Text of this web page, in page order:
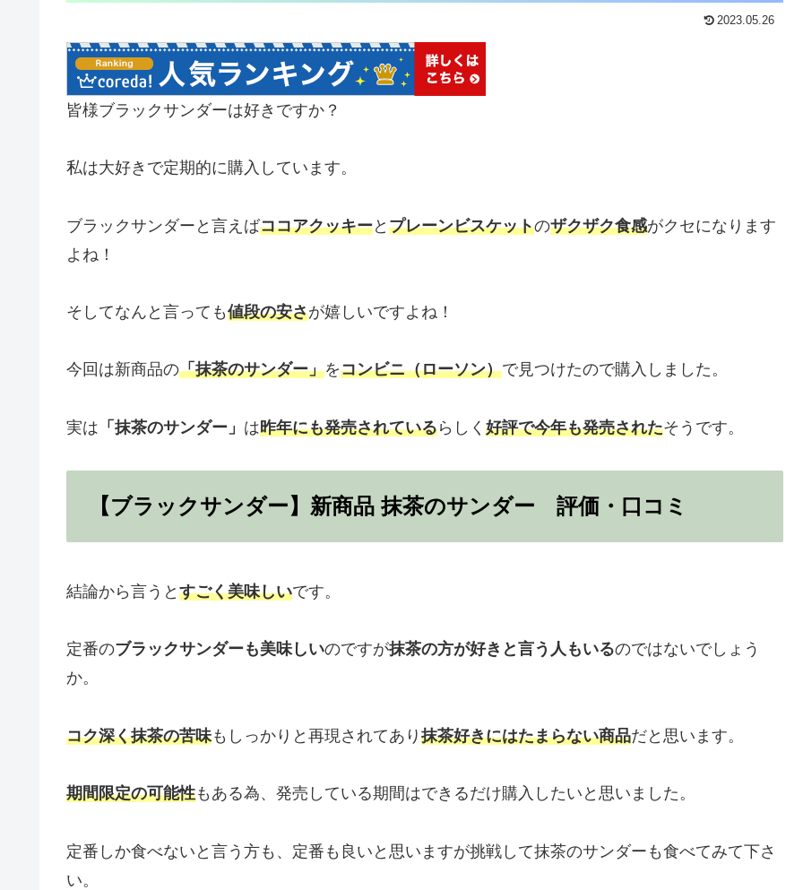
2023.05.26
皆様ブラックサンダーは好きですか？
私は大好きで定期的に購入しています。
ブラックサンダーと言えばココアクッキーと プレーンビスケットのザクザク食感がクセになります
よね！
そしてなんと言っても値段の安さが嬉しいですよね！
今回は新商品の「抹茶のサンダー」をコンビニ（ローソン）で見つけたので購入しました。
実は 「抹茶のサンダー」 は昨年にも発売されているらしく 好評で今年も発売されたそうです。
【ブラックサンダー】新商品 抹茶のサンダー 評価・口コミ
結論から言うと すごく美味しいです。
定番のブラックサンダーも美味しいのですが抹茶の方が好きと言う人もいるのではないでしょう
か。
コク深く抹茶の苦味もしっかりと再現されてあり 抹茶好きにはたまらない商品だと思います。
期間限定の可能性もある為、発売している期間はできるだけ購入したいと思いました。
定番しか食べないと言う方も、定番も良いと思いますが挑戦して抹茶のサンダーも食べてみて下さ
い。